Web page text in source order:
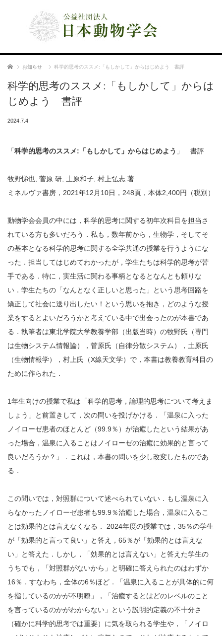
ホーム お知らせ 科学的思考のススメ:「もしかして」からはじめよう 書評
科学的思考のススメ:「もしかして」からは
じめよう 書評
2024.7.4
「科学的思考のススメ:「もしかして」からはじめよう 」 書評
牧野悌也, 菅原 研, 土原和子, 村上弘志 著
ミネルヴァ書房，2021年12月10日，248頁，本体2,400円（税別）
動物学会会員の中には，科学的思考に関する初年次科目を担当さ
れている方も多いだろう．私も，数年前から，生物学，そしてそ
の基本となる科学的思考に関する全学共通の授業を行うようにな
った．担当してはじめてわかったが，学生たちは科学的思考が苦
手である．特に，実生活に関わる事柄となるとなんとも頼りな
い．学生たちの「なんとなく正しいと思った」という思考回路を
矯正して社会に送り出したい！という思いを抱き，どのような授
業をするとよいだろうかと考えている中で出会ったのが本書であ
る．執筆者は東北学院大学教養学部（出版当時）の牧野氏（専門
は生物システム情報論），菅原氏（自律分散システム），土原氏
（生物情報学），村上氏（X線天文学）で，本書は教養教育科目の
ために作られた．
1年生向けの授業で私は「科学的思考，論理的思考について考えま
しょう」と前置きして，次の問いを投げかける．「温泉に入った
ノイローゼ患者のほとんど（99.9％）が治癒したという結果があ
った場合，温泉に入ることはノイローゼの治癒に効果的と言って
良いだろうか？」．これは，本書の問いを少し改変したものであ
る．
この問いでは，対照群について述べられていない．もし温泉に入
らなかったノイローゼ患者も99.9％治癒した場合，温泉に入るこ
とは効果的とは言えなくなる． 2024年度の授業では，35％の学生
が「効果的と言って良い」と答え，65％が「効果的とは言えな
い」と答えた．しかし，「効果的とは言えない」と答えた学生の
うちでも，「対照群がないから」と明確に答えられたのはわずか
16％．すなわち，全体の6％ほど．「温泉に入ることが具体的に何
を指しているのかが不明瞭」，「治癒するとはどのレベルのこと
を言っているのかがわからない」という説明的定義の不十分さ
（確かに科学的思考では重要）に気を取られる学生や，「ノイロ